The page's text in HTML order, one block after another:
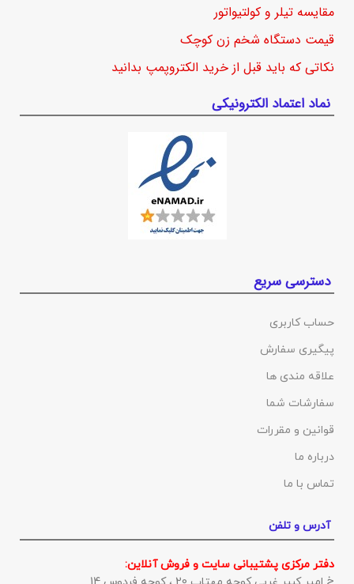
مقایسه تیلر و کولتیواتور
قیمت دستگاه شخم زن کوچک
نکاتی که باید قبل از خرید الکتروپمپ بدانید
نماد اعتماد الکترونیکی
دسترسی سریع
حساب کاربری
پیگیری سفارش
علاقه مندی ها
سفارشات شما
قوانین و مقررات
درباره ما
تماس با ما
آدرس و تلفن
دفتر مرکزی پشتیبانی سایت و فروش آنلاین: